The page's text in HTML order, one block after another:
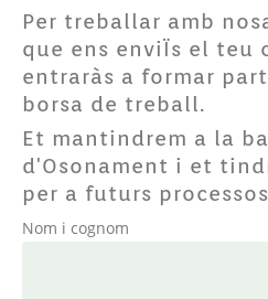
Per treballar amb
que ens enviÏs el teu
entraràs a formar
borsa de treball.
Et mantindrem a la
d'Osonament i et
per a futurs
Nom i cognom